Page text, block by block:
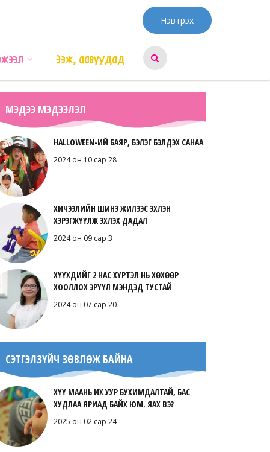
Нэвтрэх
Ээж, аавуудад
МЭДЭЭ МЭДЭЭЛЭЛ
HALLOWEEN-ИЙ БАЯР, БЭЛЭГ БЭЛДЭХ САНАА
2024 он 10 сар 28
ХИЧЭЭЛИЙН ШИНЭ ЖИЛЭЭС ЭХЛЭН
ХЭРЭГЖҮҮЛЖ ЭХЛЭХ ДАДАЛ
2024 он 09 сар 3
ХҮҮХДИЙГ 2 НАС ХҮРТЭЛ НЬ ХӨХӨӨР
ХООЛЛОХ ЭРҮҮЛ МЭНДЭД ТУСТАЙ
2024 он 07 сар 20
СЭТГЭЛЗҮЙЧ ЗӨВЛӨЖ БАЙНА
ХҮҮ МААНЬ ИХ УУР БУХИМДАЛТАЙ, БАС
ХУДЛАА ЯРИАД БАЙХ ЮМ. ЯАХ ВЭ?
2025 он 02 сар 24